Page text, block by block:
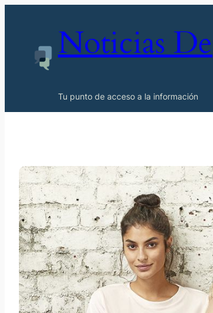
Noticias De
Tu punto de acceso a la información